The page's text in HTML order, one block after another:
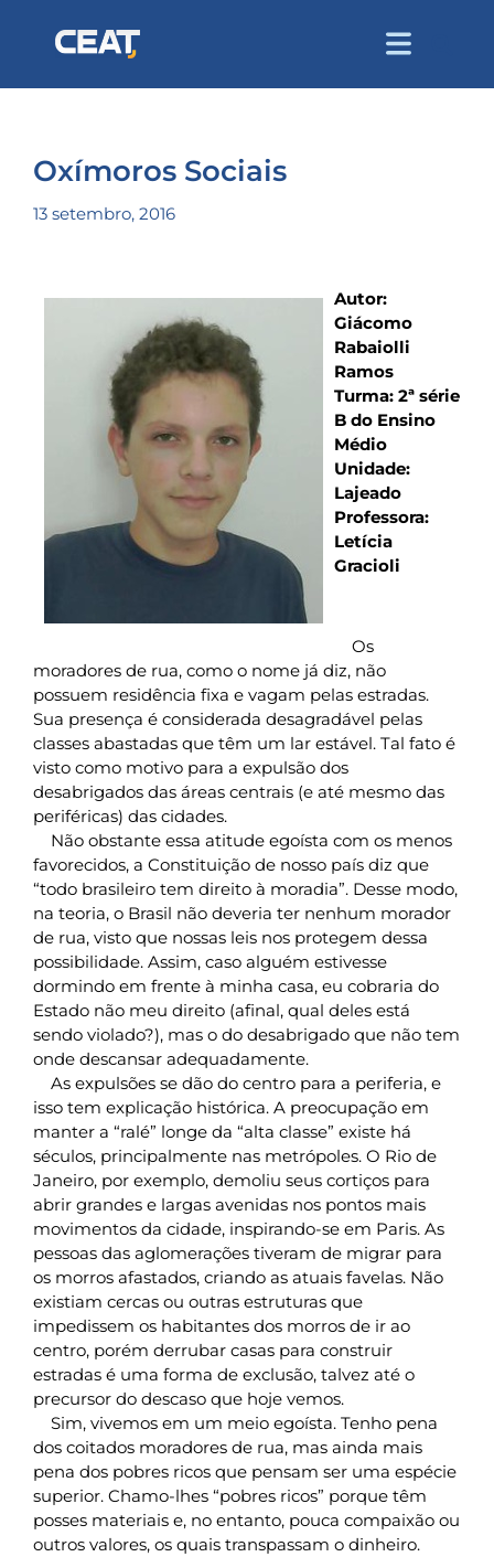
Oxímoros Sociais
13 setembro, 2016
Autor:
Giácomo
Rabaiolli
Ramos
Turma: 2ª série
B do Ensino
Médio
Unidade:
Lajeado
Professora:
Letícia
Gracioli
Os
moradores de rua, como o nome já diz, não
possuem residência fixa e vagam pelas estradas.
Sua presença é considerada desagradável pelas
classes abastadas que têm um lar estável. Tal fato é
visto como motivo para a expulsão dos
desabrigados das áreas centrais (e até mesmo das
periféricas) das cidades.
Não obstante essa atitude egoísta com os menos
favorecidos, a Constituição de nosso país diz que
“todo brasileiro tem direito à moradia”. Desse modo,
na teoria, o Brasil não deveria ter nenhum morador
de rua, visto que nossas leis nos protegem dessa
possibilidade. Assim, caso alguém estivesse
dormindo em frente à minha casa, eu cobraria do
Estado não meu direito (afinal, qual deles está
sendo violado?), mas o do desabrigado que não tem
onde descansar adequadamente.
As expulsões se dão do centro para a periferia, e
isso tem explicação histórica. A preocupação em
manter a “ralé” longe da “alta classe” existe há
séculos, principalmente nas metrópoles. O Rio de
Janeiro, por exemplo, demoliu seus cortiços para
abrir grandes e largas avenidas nos pontos mais
movimentos da cidade, inspirando-se em Paris. As
pessoas das aglomerações tiveram de migrar para
os morros afastados, criando as atuais favelas. Não
existiam cercas ou outras estruturas que
impedissem os habitantes dos morros de ir ao
centro, porém derrubar casas para construir
estradas é uma forma de exclusão, talvez até o
precursor do descaso que hoje vemos.
Sim, vivemos em um meio egoísta. Tenho pena
dos coitados moradores de rua, mas ainda mais
pena dos pobres ricos que pensam ser uma espécie
superior. Chamo-lhes “pobres ricos” porque têm
posses materiais e, no entanto, pouca compaixão ou
outros valores, os quais transpassam o dinheiro.